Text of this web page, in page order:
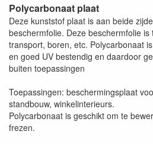
Polycarbonaat plaat
Deze kunststof plaat is aan beide
beschermfolie. Deze beschermfolie
transport, boren, etc. Polycarbonaat
en goed UV bestendig en daardoor
buiten toepassingen
Toepassingen: beschermingsplaat
standbouw, winkelinterieurs.
Polycarbonaat is geschikt om te
frezen.